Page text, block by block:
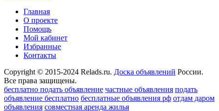
Главная
О проекте
Помощь
Мой кабинет
Избранные
Контакты
Copyright © 2015-2024 Relads.ru. Доска объявлений России.
Все права защищены.
бесплатно подать объявление частные объявления подать
объявление бесплатно бесплатные объявления рф отдам даром
объявления совместная аренда жилья